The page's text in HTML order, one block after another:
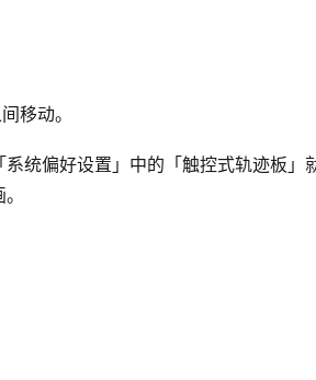
移动。
统偏好设置」中的「触控式轨迹板」